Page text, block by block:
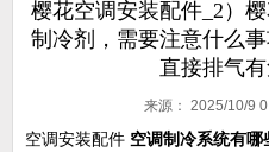
樱花空调安装配件_2）
制冷剂，需要注意什么
直接排气
来源： 2025/10/9
空调安装配件 空调制冷系统有哪